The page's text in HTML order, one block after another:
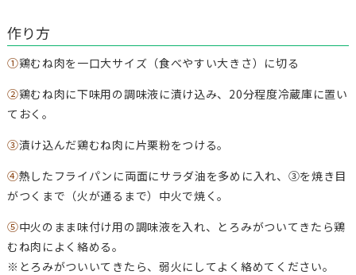
作り方
①鶏むね肉を一口大サイズ（食べやすい大きさ）に切る
②鶏むね肉に下味用の調味液に漬け込み、20分程度冷蔵庫に置い
ておく。
③漬け込んだ鶏むね肉に片栗粉をつける。
④熱したフライパンに両面にサラダ油を多めに入れ、③を焼き目
がつくまで（火が通るまで）中火で焼く。
⑤中火のまま味付け用の調味液を入れ、とろみがついてきたら鶏
むね肉によく絡める。
※とろみがついいてきたら、弱火にしてよく絡めてください。